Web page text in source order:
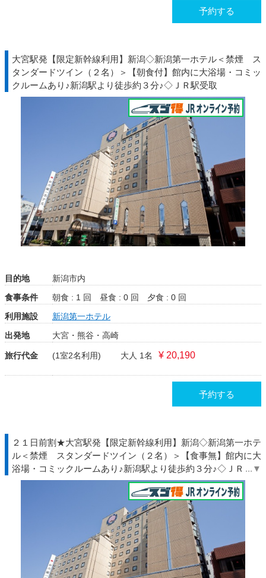
予約する
大宮駅発【限定新幹線利用】新潟◇新潟第一ホテル＜禁煙 ス
タンダードツイン（２名）＞【朝食付】館内に大浴場・コミッ
クルームあり♪新潟駅より徒歩約３分♪◇ＪＲ駅受取
目的地
新潟市内
食事条件
朝食 : 1 回 昼食 : 0 回
夕食 : 0 回
利用施設
新潟第一ホテル
出発地
大宮・熊谷・高崎
旅行代金 (1室2名利用) 大人 1名 ¥ 20,190
予約する
２１日前割★大宮駅発【限定新幹線利用】新潟◇新潟第一ホテ
ル＜禁煙 スタンダードツイン（２名）＞【食事無】館内に大
浴場・コミックルームあり♪新潟駅より徒歩約３分♪◇ＪＲ駅受